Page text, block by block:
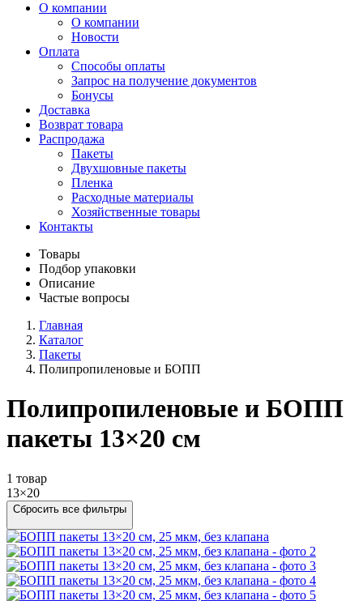
О компании
О компании
Новости
Оплата
Способы оплаты
Запрос на получение документов
Бонусы
Доставка
Возврат товара
Распродажа
Пакеты
Двухшовные пакеты
Пленка
Расходные материалы
Хозяйственные товары
Контакты
Товары
Подбор упаковки
Описание
Частые вопросы
Главная
Каталог
Пакеты
Полипропиленовые и БОПП
Полипропиленовые и БОПП
пакеты 13×20 см
1 товар
13×20
Сбросить все фильтры